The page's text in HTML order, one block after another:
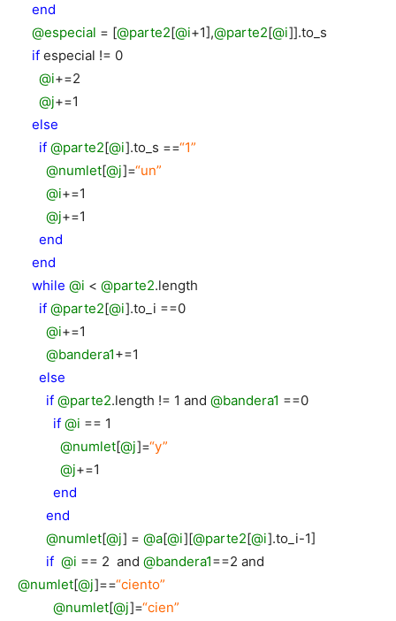
end
@especial = [@parte2[@i+1],@parte2[@i]].to_s
if especial != 0
@i+=2
@j+=1
else
if @parte2[@i].to_s ==“1”
@numlet[@j]=“un”
@i+=1
@j+=1
end
end
while @i < @parte2.length
if @parte2[@i].to_i ==0
@i+=1
@bandera1+=1
else
if @parte2.length != 1 and @bandera1 ==0
if @i == 1
@numlet[@j]=“y”
@j+=1
end
end
@numlet[@j] = @a[@i][@parte2[@i].to_i-1]
if @i == 2 and @bandera1==2 and
@numlet[@j]==“ciento”
@numlet[@j]=“cien”